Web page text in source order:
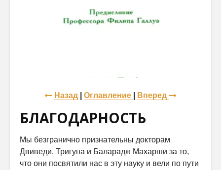
Назад Оглавление Вперед
БЛАГОДАРНОСТЬ
Мы безгранично признательны докторам
Двиведи, Тригуна и Баларадж Махарши за то,
что они посвятили нас в эту науку и вели по пути